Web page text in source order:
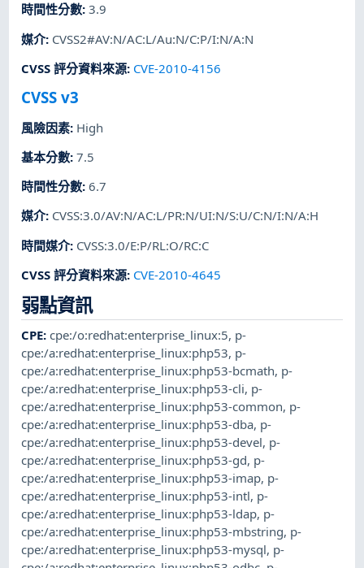
時間性分數:3.9
媒介: CVSS2#AV:N/AC:L/Au:N/C:P/I:N/A:N
CVSS 評分資料來源: CVE-2010-4156
CVSS v3
風險因素: High
基本分數:7.5
時間性分數:6.7
媒介: CVSS:3.0/AV:N/AC:L/PR:N/UI:N/S:U/C:N/I:N/A:H
時間媒介: CVSS:3.0/E:P/RL:O/RC:C
CVSS 評分資料來源: CVE-2010-4645
弱點資訊
CPE:cpe:/o:redhat:enterprise_linux:5, p-
cpe:/a:redhat:enterprise_linux:php53, p-
cpe:/a:redhat:enterprise_linux:php53-bcmath, p-
cpe:/a:redhat:enterprise_linux:php53-cli, p-
cpe:/a:redhat:enterprise_linux:php53-common, p-
cpe:/a:redhat:enterprise_linux:php53-dba, p-
cpe:/a:redhat:enterprise_linux:php53-devel, p-
cpe:/a:redhat:enterprise_linux:php53-gd, p-
cpe:/a:redhat:enterprise_linux:php53-imap, p-
cpe:/a:redhat:enterprise_linux:php53-intl, p-
cpe:/a:redhat:enterprise_linux:php53-ldap, p-
cpe:/a:redhat:enterprise_linux:php53-mbstring, p-
cpe:/a:redhat:enterprise_linux:php53-mysql, p-